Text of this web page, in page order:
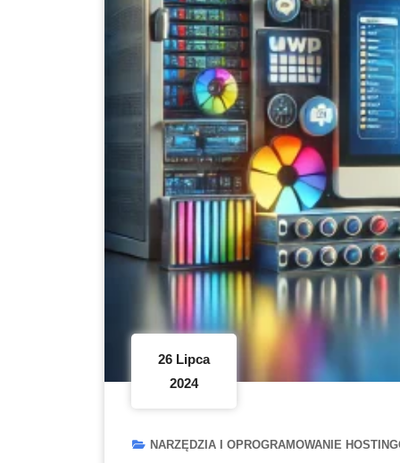
26 Lipca
2024
NARZĘDZIA I OPROGRAMOWANIE